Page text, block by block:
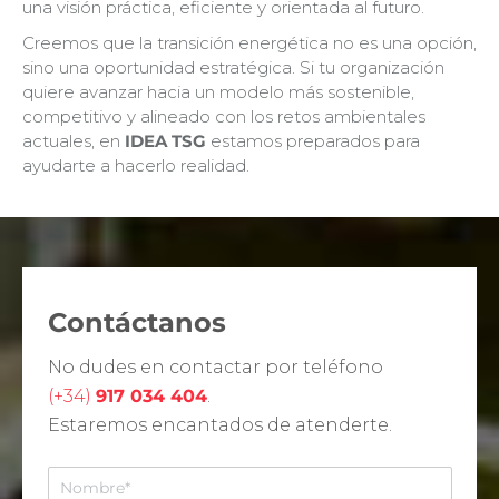
una visión práctica, eficiente y orientada al futuro.
Creemos que la transición energética no es una opción,
sino una oportunidad estratégica. Si tu organización
quiere avanzar hacia un modelo más sostenible,
competitivo y alineado con los retos ambientales
actuales, en IDEA TSG estamos preparados para
ayudarte a hacerlo realidad.
Contáctanos
No dudes en contactar por teléfono
(+34) 917 034 404.
Estaremos encantados de atenderte.